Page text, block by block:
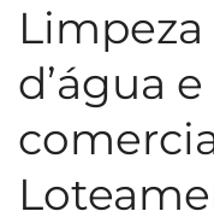
Limpeza
d’água